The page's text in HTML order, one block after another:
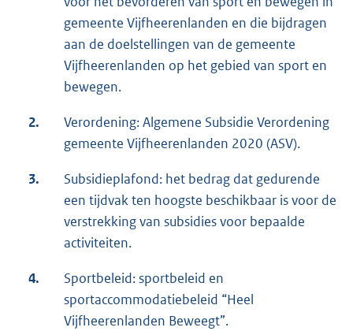
gemeente Vijfheerenlanden en die bijdragen
aan de doelstellingen van de gemeente
Vijfheerenlanden op het gebied van sport en
bewegen.
2.
Verordening: Algemene Subsidie Verordening
gemeente Vijfheerenlanden 2020 (ASV).
3.
Subsidieplafond: het bedrag dat gedurende
een tijdvak ten hoogste beschikbaar is voor de
verstrekking van subsidies voor bepaalde
activiteiten.
4.
Sportbeleid: sportbeleid en
sportaccommodatiebeleid “Heel
Vijfheerenlanden Beweegt”.